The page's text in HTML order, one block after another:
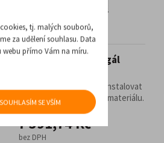
Kovový policový regál
Kovový regál, který lze instalovat
bez použití spojovacího materiálu.
Jednotlivé ...
7 391,74 Kč
bez DPH
tj. malých souborů,
za udělení souhlasu. Data
webu přímo Vám na míru.
SOUHLASÍM SE VŠÍM